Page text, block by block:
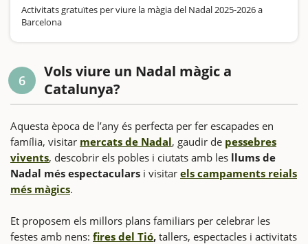
Activitats gratuïtes per viure la màgia del Nadal 2025-2026 a
Barcelona
6
Vols viure un Nadal màgic a
Catalunya?
Aquesta època de l’any és perfecta per fer escapades en
família, visitar mercats de Nadal, gaudir de pessebres
vivents, descobrir els pobles i ciutats amb les llums de
Nadal més espectaculars i visitar els campaments reials
més màgics.
Et proposem els millors plans familiars per celebrar les
festes amb nens: fires del Tió, tallers, espectacles i activitats